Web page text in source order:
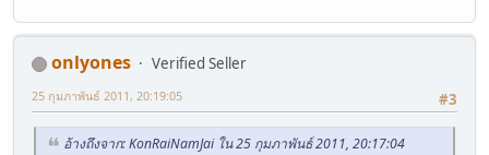
onlyones
Verified Seller
#3
25 กุมภาพันธ์ 2011, 20:19:05
อ้างถึงจาก: KonRaiNamJai ใน 25 กุมภาพันธ์ 2011, 20:17:04